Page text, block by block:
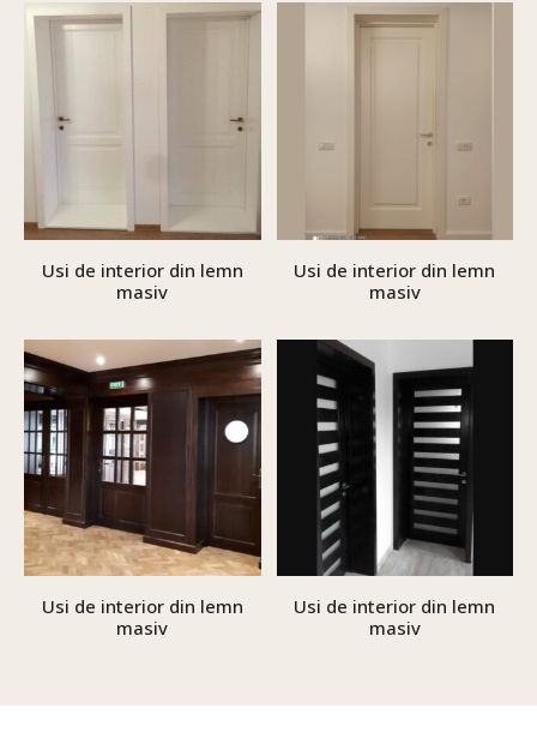
Usi de interior din lemn
masiv
Usi de interior din lemn
masiv
Usi de interior din lemn
masiv
Usi de interior din lemn
masiv